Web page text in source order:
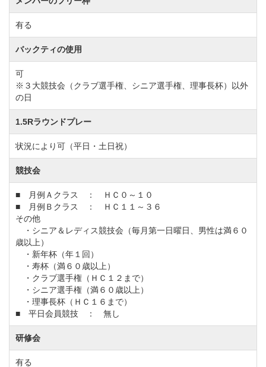
有る
バックティの使用
可
※３大競技会（クラブ選手権、シニア選手権、理事長杯）以外
の日
1.5Rラウンドプレー
状況により可（平日・土日祝）
競技会
■ 月例Ａクラス ： ＨＣ０～１０
■ 月例Ｂクラス ： ＨＣ１１～３６
その他
・シニア＆レディス競技会（毎月第一日曜日、男性は満６０
歳以上）
・新年杯（年１回）
・寿杯（満６０歳以上）
・クラブ選手権（ＨＣ１２まで）
・シニア選手権（満６０歳以上）
・理事長杯（ＨＣ１６まで）
■ 平日会員競技 ： 無し
研修会
有る